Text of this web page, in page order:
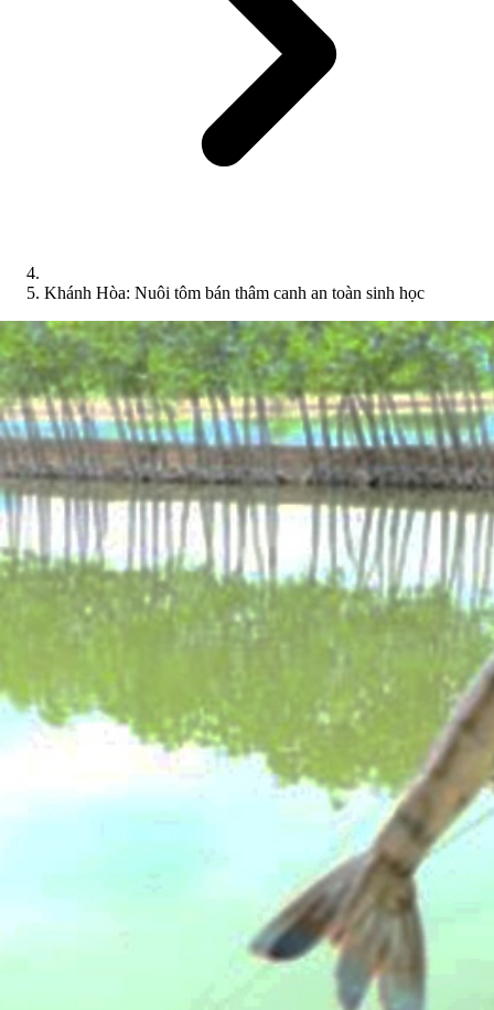
Khánh Hòa: Nuôi tôm bán thâm canh an toàn sinh học